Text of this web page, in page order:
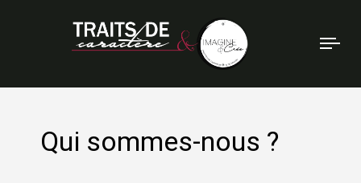
Qui sommes-nous ?